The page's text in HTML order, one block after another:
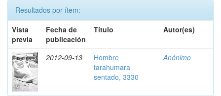
Resultados por ítem:
Vista
previa
Fecha de
publicación
Título Autor(es)
2012-09-13
Hombre
tarahumara
sentado, 3330
Anónimo